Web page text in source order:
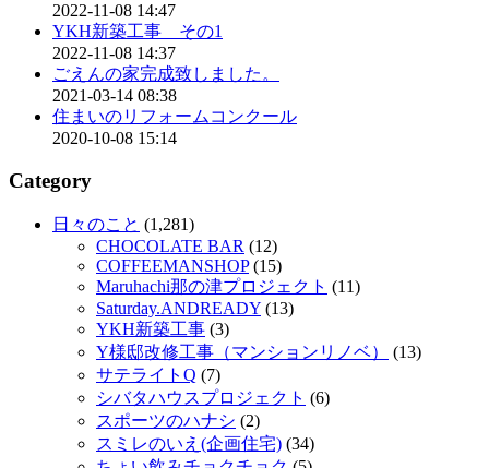
2022-11-08 14:47
YKH新築工事 その1
2022-11-08 14:37
ごえんの家完成致しました。
2021-03-14 08:38
住まいのリフォームコンクール
2020-10-08 15:14
Category
日々のこと (1,281)
CHOCOLATE BAR (12)
COFFEEMANSHOP(15)
Maruhachi那の津プロジェクト (11)
Saturday.ANDREADY (13)
YKH新築工事 (3)
Y様邸改修工事（マンションリノベ）
(13)
サテライトQ (7)
シバタハウスプロジェクト (6)
スポーツのハナシ (2)
スミレのいえ(企画住宅) (34)